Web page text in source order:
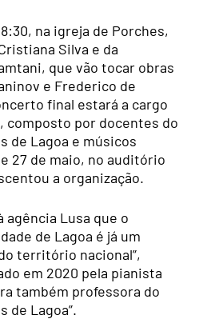
na igreja de Porches,
Silva e da
que vão tocar obras
e Frederico de
final estará a cargo
composto por docentes do
de Lagoa e músicos
27 de maio, no auditório
a organização.
agência Lusa que o
de Lagoa é já um
território nacional”,
em 2020 pela pianista
também professora do
de Lagoa”.